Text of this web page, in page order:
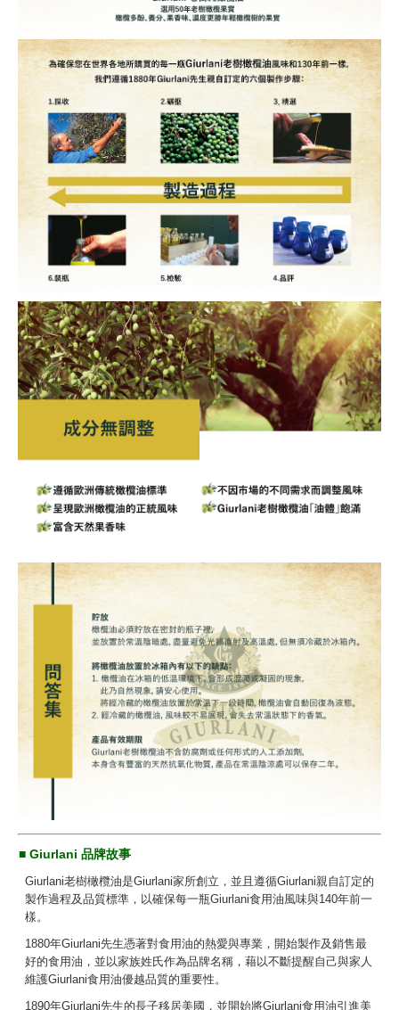
■ Giurlani 品牌故事
Giurlani老樹橄欖油是Giurlani家所創立，並且遵循Giurlani親自訂定的
製作過程及品質標準，以確保每一瓶Giurlani食用油風味與140年前一
樣。
1880年Giurlani先生憑著對食用油的熱愛與專業，開始製作及銷售最
好的食用油，並以家族姓氏作為品牌名稱，藉以不斷提醒自己與家人
維護Giurlani食用油優越品質的重要性。
1890年Giurlani先生的長子移居美國，並開始將Giurlani食用油引進美